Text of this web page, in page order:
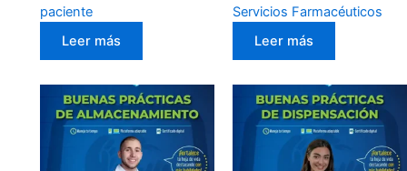
paciente
Leer más
Servicios Farmacéuticos
Leer más